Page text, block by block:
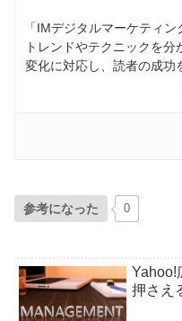
「IMデジタルマーケティ
トレンドやテクニックを
変化に対応し、読者の成功
参考になった 0
Yahoo!
押さえ